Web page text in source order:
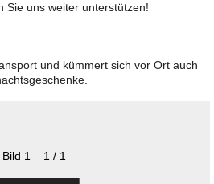
Sie uns weiter unterstützen!
und kümmert sich vor Ort auch